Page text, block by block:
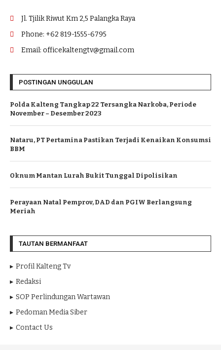
Jl. Tjilik Riwut Km 2,5 Palangka Raya
Phone: +62 819-1555-6795
Email: officekaltengtv@gmail.com
POSTINGAN UNGGULAN
Polda Kalteng Tangkap 22 Tersangka Narkoba, Periode
November – Desember 2023
Nataru, PT Pertamina Pastikan Terjadi Kenaikan Konsumsi
BBM
Oknum Mantan Lurah Bukit Tunggal Dipolisikan
Perayaan Natal Pemprov, DAD dan PGIW Berlangsung
Meriah
TAUTAN BERMANFAAT
Profil Kalteng Tv
Redaksi
SOP Perlindungan Wartawan
Pedoman Media Siber
Contact Us